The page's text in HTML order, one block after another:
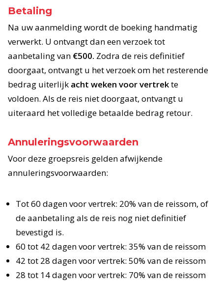
Betaling
Na uw aanmelding wordt de boeking handmatig
verwerkt. U ontvangt dan een verzoek tot
aanbetaling van €500. Zodra de reis definitief
doorgaat, ontvangt u het verzoek om het resterende
bedrag uiterlijk acht weken voor vertrekte
voldoen. Als de reis niet doorgaat, ontvangt u
uiteraard het volledige betaalde bedrag retour.
Annuleringsvoorwaarden
Voor deze groepsreis gelden afwijkende
annuleringsvoorwaarden:
Tot 60 dagen voor vertrek: 20% van de reissom, of
de aanbetaling als de reis nog niet definitief
bevestigd is.
60 tot 42 dagen voor vertrek: 35% van de reissom
42 tot 28 dagen voor vertrek: 50% van de reissom
28 tot 14 dagen voor vertrek: 70% van de reissom